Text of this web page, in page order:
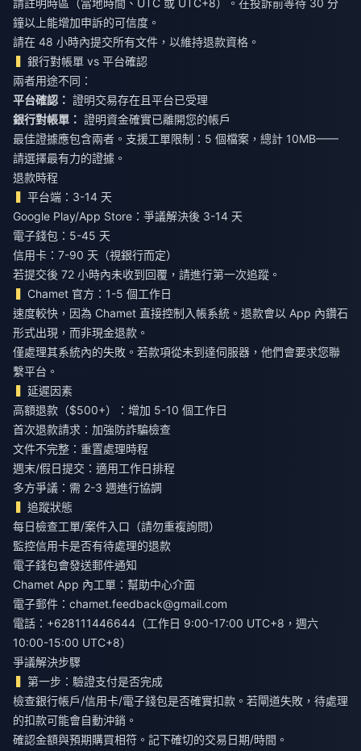
請註明時區（當地時間、UTC 或 UTC+8）。在投訴前等待 30 分
鐘以上能增加申訴的可信度。
請在 48 小時內提交所有文件，以維持退款資格。
銀行對帳單 vs 平台確認
兩者用途不同：
平台確認： 證明交易存在且平台已受理
銀行對帳單： 證明資金確實已離開您的帳戶
最佳證據應包含兩者。支援工單限制：5 個檔案，總計 10MB——
請選擇最有力的證據。
退款時程
平台端：3-14 天
Google Play/App Store：爭議解決後 3-14 天
電子錢包：5-45 天
信用卡：7-90 天（視銀行而定）
若提交後 72 小時內未收到回覆，請進行第一次追蹤。
Chamet 官方：1-5 個工作日
速度較快，因為 Chamet 直接控制入帳系統。退款會以 App 內鑽石
形式出現，而非現金退款。
僅處理其系統內的失敗。若款項從未到達伺服器，他們會要求您聯
繫平台。
延遲因素
高額退款（$500+）：增加 5-10 個工作日
首次退款請求：加強防詐騙檢查
文件不完整：重置處理時程
週末/假日提交：適用工作日排程
多方爭議：需 2-3 週進行協調
追蹤狀態
每日檢查工單/案件入口（請勿重複詢問）
監控信用卡是否有待處理的退款
電子錢包會發送郵件通知
Chamet App 內工單：幫助中心介面
電子郵件： chamet.feedback@gmail.com
電話：+628111446644（工作日 9:00-17:00 UTC+8，週六
10:00-15:00 UTC+8）
爭議解決步驟
第一步：驗證支付是否完成
檢查銀行帳戶/信用卡/電子錢包是否確實扣款。若閘道失敗，待處理
的扣款可能會自動沖銷。
確認金額與預期購買相符。記下確切的交易日期/時間。